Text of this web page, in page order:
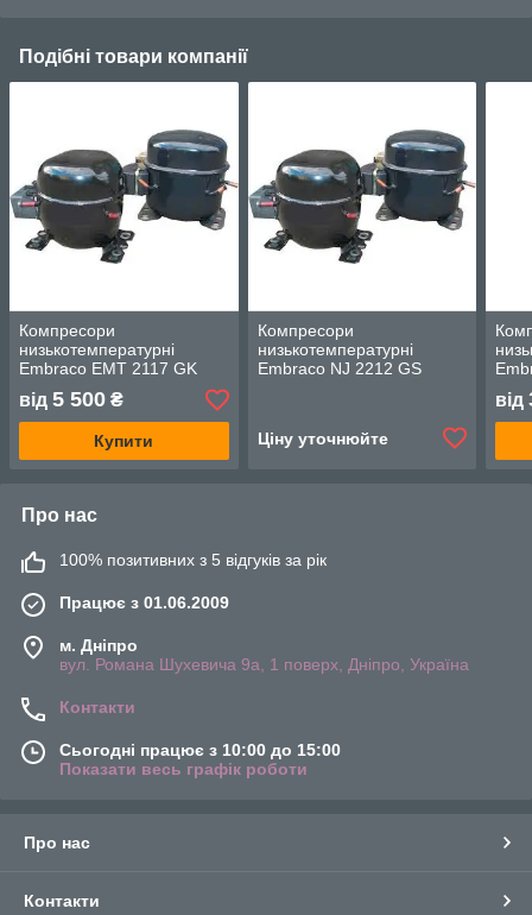
Подібні товари компанії
Компресори
низькотемпературні
Embraco EMT 2117 GK
від 5 500 ₴
Купити
Компресори
низькотемпературні
Embraco NJ 2212 GS
Ціну уточнюйте
від
Про нас
100% позитивних з 5 відгуків за рік
Працює з 01.06.2009
м. Дніпро
вул. Романа Шухевича 9а, 1 поверх, Дніпро, Україна
Контакти
Сьогодні працює з 10:00 до 15:00
Показати весь графік роботи
Про нас
Контакти